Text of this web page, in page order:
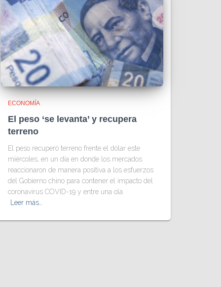
ECONOMÍA
El peso ‘se levanta’ y recupera
terreno
El peso recuperó terreno frente el dólar este
miércoles, en un día en donde los mercados
reaccionaron de manera positiva a los esfuerzos
del Gobierno chino para contener el impacto del
coronavirus COVID-19 y entre una ola
Leer más…